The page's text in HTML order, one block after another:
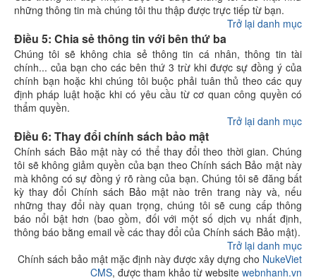
những thông tin mà chúng tôi thu thập được trực tiếp từ bạn.
Trở lại danh mục
Điều 5: Chia sẻ thông tin với bên thứ ba
Chúng tôi sẽ không chia sẻ thông tin cá nhân, thông tin tài
chính... của bạn cho các bên thứ 3 trừ khi được sự đồng ý của
chính bạn hoặc khi chúng tôi buộc phải tuân thủ theo các quy
định pháp luật hoặc khi có yêu cầu từ cơ quan công quyền có
thẩm quyền.
Trở lại danh mục
Điều 6: Thay đổi chính sách bảo mật
Chính sách Bảo mật này có thể thay đổi theo thời gian. Chúng
tôi sẽ không giảm quyền của bạn theo Chính sách Bảo mật này
mà không có sự đồng ý rõ ràng của bạn. Chúng tôi sẽ đăng bất
kỳ thay đổi Chính sách Bảo mật nào trên trang này và, nếu
những thay đổi này quan trọng, chúng tôi sẽ cung cấp thông
báo nổi bật hơn (bao gồm, đối với một số dịch vụ nhất định,
thông báo bằng email về các thay đổi của Chính sách Bảo mật).
Trở lại danh mục
Chính sách bảo mật mặc định này được xây dựng cho NukeViet
CMS, được tham khảo từ website webnhanh.vn